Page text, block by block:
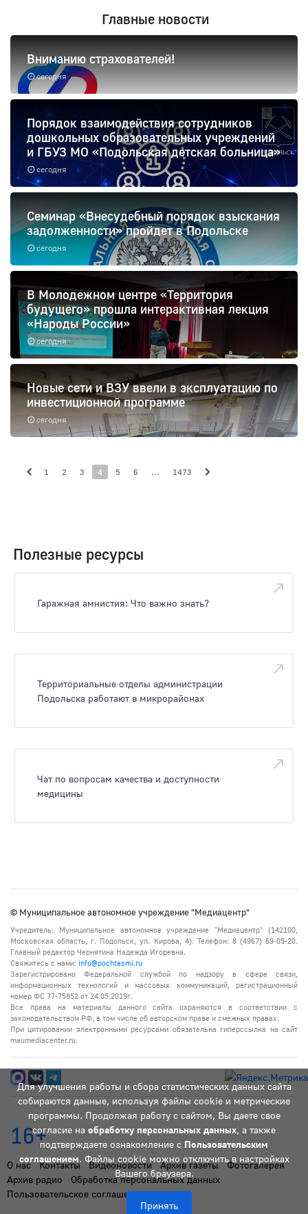
Главные новости
сегодня
Вниманию страхователей!
сегодня
Порядок взаимодействия сотрудников
дошкольных образовательных учреждений
и ГБУЗ МО «Подольская детская больница»
сегодня
Семинар «Внесудебный порядок взыскания
задолженности» пройдет в Подольске
сегодня
В Молодежном центре «Территория
будущего» прошла интерактивная лекция
«Народы России»
сегодня
Новые сети и ВЗУ ввели в эксплуатацию по
инвестиционной программе
1 2 3 4 5 6 ... 1473
Полезные ресурсы
Гаражная амнистия: Что важно знать?
Территориальные отделы администрации
Подольска работают в микрорайонах
Чат по вопросам качества и доступности
медицины
Для улучшения работы и сбора статистических данных сайта
собираются данные, используя файлы cookie и метрические
программы. Продолжая работу с сайтом, Вы даете свое
согласие на обработку персональных данных, а также
подтверждаете ознакомление с Пользовательским
соглашением. Файлы cookie можно отключить в настройках
Вашего браузера.
Принять
© Муниципальное автономное учреждение "Медиацентр"
Учредитель: Муниципальное автономное учреждение "Медиацентр" (142100,
Московская область, г. Подольск, ул. Кирова, 4). Телефон: 8 (4967) 69-05-20.
Главный редактор Чернятина Надежда Игоревна.
Свяжитесь с нами: info@pochtasmi.ru
Зарегистрировано Федеральной службой по надзору в сфере связи,
информационных технологий и массовых коммуникаций, регистрационный
номер ФС 77-75852 от 24.05.2019г.
Все права на материалы данного сайта охраняются в соответствии с
законодательством РФ, в том числе об авторском праве и смежных правах.
При цитировании электронными ресурсами обязательна гиперссылка на сайт
maumediacenter.ru.
16+
О нас Контакты Видеоновости Архив газеты
Фотогалерея
Архив радио
Обработка персональных данных
Пользовательское соглашение